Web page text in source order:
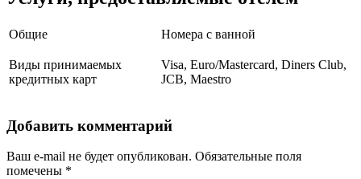
Общие Номера с ванной
Виды принимаемых
кредитных карт
Visa, Euro/Mastercard, Diners Club,
JCB, Maestro
Добавить комментарий
Ваш e-mail не будет опубликован. Обязательные поля
помечены *